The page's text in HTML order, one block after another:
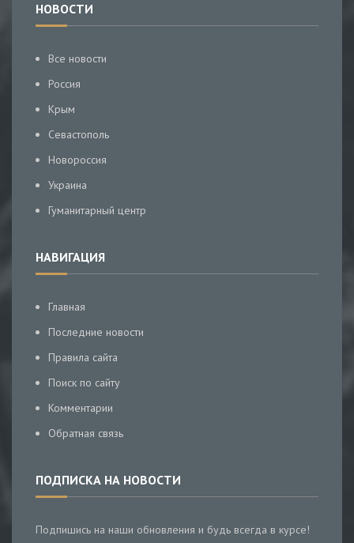
НОВОСТИ
Все новости
Россия
Крым
Севастополь
Новороссия
Украина
Гуманитарный центр
НАВИГАЦИЯ
Главная
Последние новости
Правила сайта
Поиск по сайту
Комментарии
Обратная связь
ПОДПИСКА НА НОВОСТИ
Подпишись на наши обновления и будь всегда в курсе!